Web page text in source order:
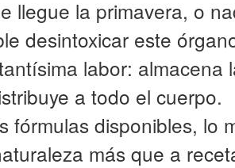
llegue la primavera, o
desintoxicar este
labor: almacena
a todo el cuerpo.
fórmulas disponibles, lo
más que a